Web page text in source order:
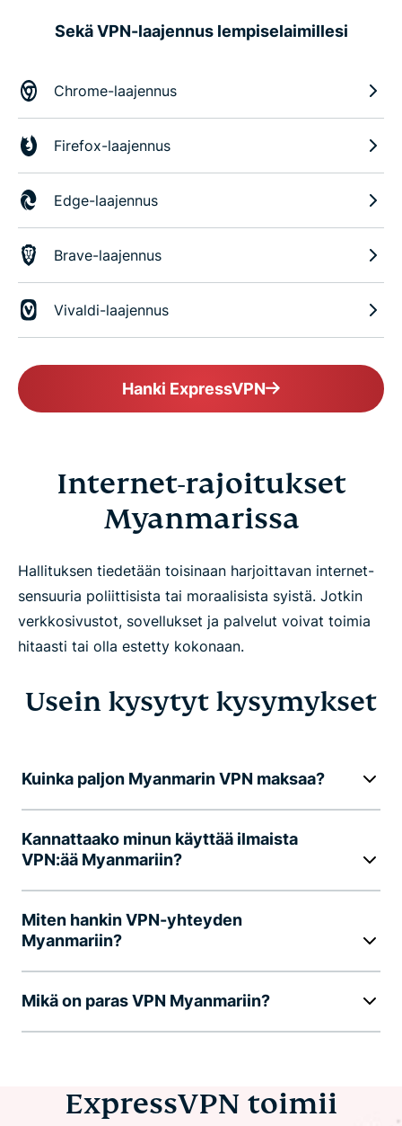
Sekä VPN-laajennus lempiselaimillesi
Chrome-laajennus
Firefox-laajennus
Edge-laajennus
Brave-laajennus
Vivaldi-laajennus
Hanki ExpressVPN
Internet-rajoitukset
Myanmarissa
Hallituksen tiedetään toisinaan harjoittavan internet-
sensuuria poliittisista tai moraalisista syistä. Jotkin
verkkosivustot, sovellukset ja palvelut voivat toimia
hitaasti tai olla estetty kokonaan.
Usein kysytyt kysymykset
Kuinka paljon Myanmarin VPN maksaa?
Kannattaako minun käyttää ilmaista
VPN:ää Myanmariin?
Miten hankin VPN-yhteyden
Myanmariin?
Mikä on paras VPN Myanmariin?
ExpressVPN toimii